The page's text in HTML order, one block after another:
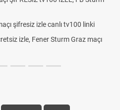
şifresiz izle canlı tv100 linki
izle, Fener Sturm Graz maçı